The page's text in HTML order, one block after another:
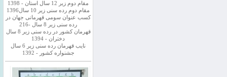
مقام دوم زیر 12 سال استان - 1398
مقام دوم رده سنی زیر 10 سال1396
کسب عنوان سومی قهرمانی جهان در
رده سنی زیر 8 سال -216
قهرمان کشور در رده سنی زیر 8 سال
دختران - 1394
نایب قهرمان رده سنی زیر 6 سال
جشنواره کشور - 1392